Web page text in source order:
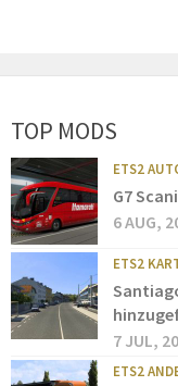
TOP MODS
ETS2
G7
6 AUG,
ETS2
7 JUL,
ETS2